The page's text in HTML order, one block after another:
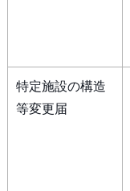
特定施設の構造
等変更届